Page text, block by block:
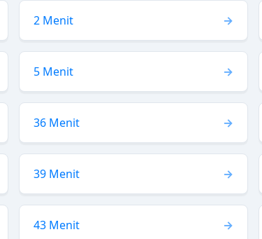
2 Menit
5 Menit
36 Menit
39 Menit
43 Menit